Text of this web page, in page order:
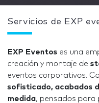
Servicios de EXP
EXP Eventos es una
creación y montaje de
eventos corporativos.
sofisticado, acabados
medida, pensados para